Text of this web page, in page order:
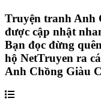
Truyện tranh Anh
được cập nhật
Bạn đọc đừng
hộ NetTruyen ra
Anh Chồng Giàu